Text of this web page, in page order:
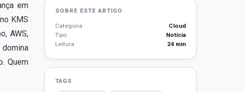
em
KMS
AWS,
Quem
SOBRE ESTE ARTIGO
Categoria
Cloud
Tipo
Notícia
Leitura
24 min
TAGS